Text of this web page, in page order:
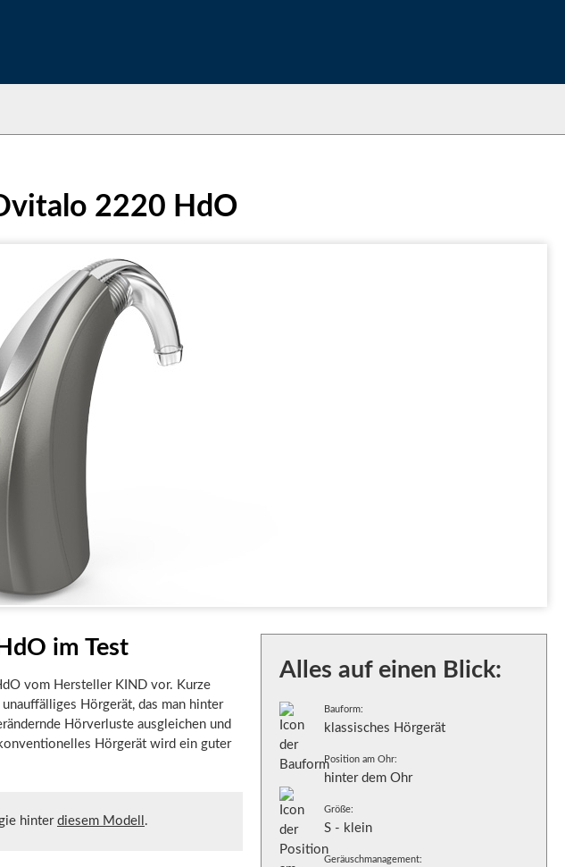
2220 HdO
im Test
vom Hersteller KIND vor. Kurze
Hörgerät, das man hinter
Hörverluste ausgleichen und
Hörgerät wird ein guter
hinter diesem Modell .
Alles auf einen Blick:
Bauform:
klassisches Hörgerät
Position am Ohr:
hinter dem Ohr
Größe:
S - klein
Geräuschmanagement: